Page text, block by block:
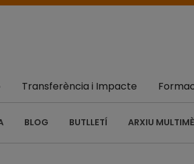
Transferència i Impacte
BLOG BUTLLETÍ ARXIU